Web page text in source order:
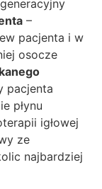
–
pacjenta i w
osocze
pacjenta
płynu
igłowej
ze
najbardziej